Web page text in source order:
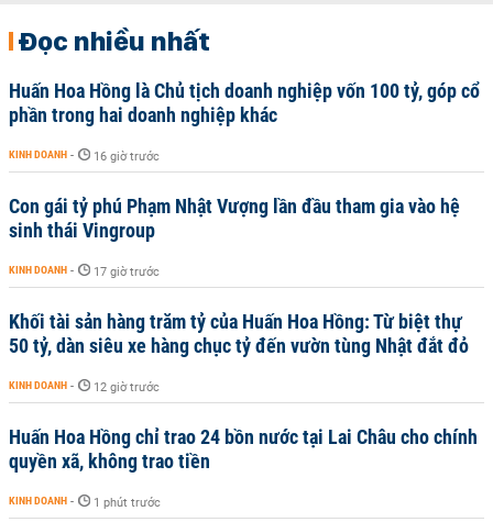
Đọc nhiều nhất
Huấn Hoa Hồng là Chủ tịch doanh nghiệp vốn 100 tỷ, góp cổ
phần trong hai doanh nghiệp khác
KINH DOANH - 16 giờ trước
Con gái tỷ phú Phạm Nhật Vượng lần đầu tham gia vào hệ
sinh thái Vingroup
KINH DOANH - 17 giờ trước
Khối tài sản hàng trăm tỷ của Huấn Hoa Hồng: Từ biệt thự
50 tỷ, dàn siêu xe hàng chục tỷ đến vườn tùng Nhật đắt đỏ
KINH DOANH - 12 giờ trước
Huấn Hoa Hồng chỉ trao 24 bồn nước tại Lai Châu cho chính
quyền xã, không trao tiền
KINH DOANH - 1 phút trước